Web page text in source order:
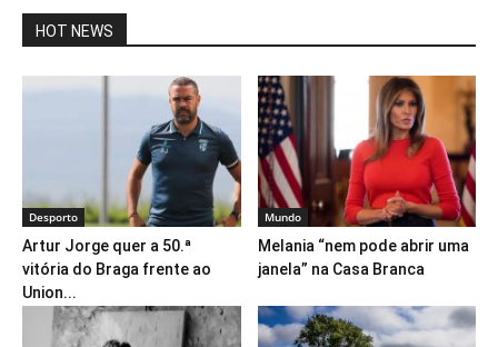
HOT NEWS
Desporto
Artur Jorge quer a 50.ª
vitória do Braga frente ao
Union...
Mundo
Melania “nem pode abrir uma
janela” na Casa Branca